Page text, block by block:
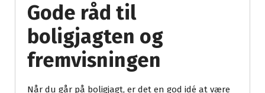
Gode råd til
boligjagten og
fremvisningen
Når du går på boligjagt, er det en god idé at være